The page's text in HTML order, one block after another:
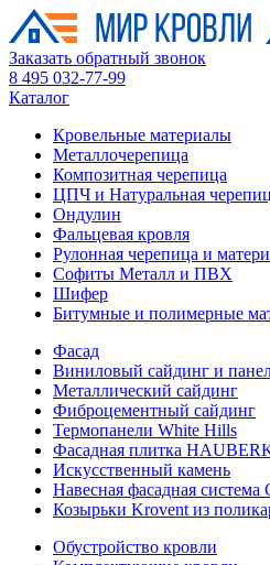
Заказать обратный звонок
8 495 032-77-99
Каталог
Кровельные материалы
Металлочерепица
Композитная черепица
ЦПЧ и Натуральная
Ондулин
Фальцевая кровля
Рулонная черепица и
Софиты Металл и ПВХ
Шифер
Битумные и полимерные
Фасад
Виниловый сайдинг и
Металлический сайдинг
Фиброцементный сайдинг
Термопанели White Hills
Фасадная плитка
Искусственный камень
Навесная фасадная система
Козырьки Krovent из
Обустройство кровли